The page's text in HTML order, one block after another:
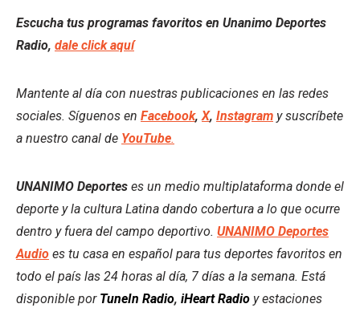
Escucha tus programas favoritos en Unanimo Deportes
Radio, dale click aquí
Mantente al día con nuestras publicaciones en las redes
sociales. Síguenos en Facebook,X, Instagram y suscríbete
a nuestro canal de YouTube.
UNANIMO Deportes es un medio multiplataforma donde el
deporte y la cultura Latina dando cobertura a lo que ocurre
dentro y fuera del campo deportivo. UNANIMO Deportes
Audio es tu casa en español para tus deportes favoritos en
todo el país las 24 horas al día, 7 días a la semana. Está
disponible por TuneIn Radio, iHeart Radio y estaciones